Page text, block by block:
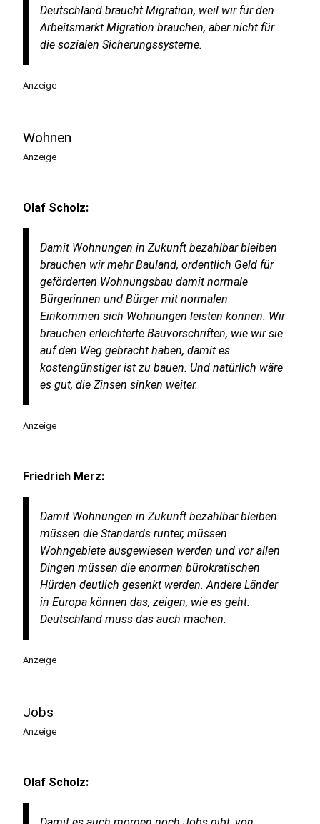
Deutschland braucht Migration, weil wir für den
Arbeitsmarkt Migration brauchen, aber nicht für
die sozialen Sicherungssysteme.
Anzeige
Wohnen
Anzeige
Olaf Scholz:
Damit Wohnungen in Zukunft bezahlbar bleiben
brauchen wir mehr Bauland, ordentlich Geld für
geförderten Wohnungsbau damit normale
Bürgerinnen und Bürger mit normalen
Einkommen sich Wohnungen leisten können. Wir
brauchen erleichterte Bauvorschriften, wie wir sie
auf den Weg gebracht haben, damit es
kostengünstiger ist zu bauen. Und natürlich wäre
es gut, die Zinsen sinken weiter.
Anzeige
Friedrich Merz:
Damit Wohnungen in Zukunft bezahlbar bleiben
müssen die Standards runter, müssen
Wohngebiete ausgewiesen werden und vor allen
Dingen müssen die enormen bürokratischen
Hürden deutlich gesenkt werden. Andere Länder
in Europa können das, zeigen, wie es geht.
Deutschland muss das auch machen.
Anzeige
Jobs
Anzeige
Olaf Scholz: